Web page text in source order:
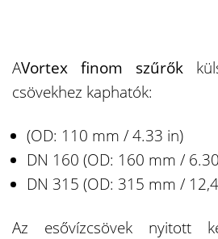
AVortex finom szűrők
csövekhez kaphatók:
(OD: 110 mm / 4.33 in)
DN 160 (OD: 160 mm /
DN 315 (OD: 315 mm /
Az esővízcsövek nyitott